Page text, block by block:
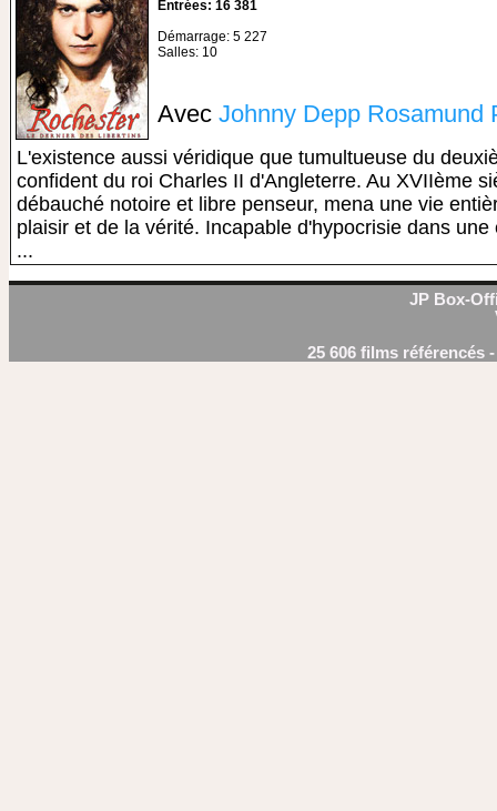
Entrées: 16 381
Démarrage: 5 227
Salles: 10
Avec Johnny Depp Rosamund
L'existence aussi véridique que tumultueuse du
confident du roi Charles II d'Angleterre. Au XVIIème
débauché notoire et libre penseur, mena une vie
plaisir et de la vérité. Incapable d'hypocrisie dans
...
JP Box-
25 606 films référencés